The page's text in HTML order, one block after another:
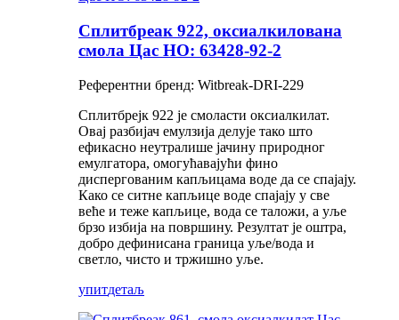
Сплитбреак 922, оксиалкилована
смола Цас НО: 63428-92-2
Референтни бренд: Witbreak-DRI-229
Сплитбрејк 922 је смоласти оксиалкилат.
Овај разбијач емулзија делује тако што
ефикасно неутралише јачину природног
емулгатора, омогућавајући фино
диспергованим капљицама воде да се спајају.
Како се ситне капљице воде спајају у све
веће и теже капљице, вода се таложи, а уље
брзо избија на површину. Резултат је оштра,
добро дефинисана граница уље/вода и
светло, чисто и тржишно уље.
упитдетаљ